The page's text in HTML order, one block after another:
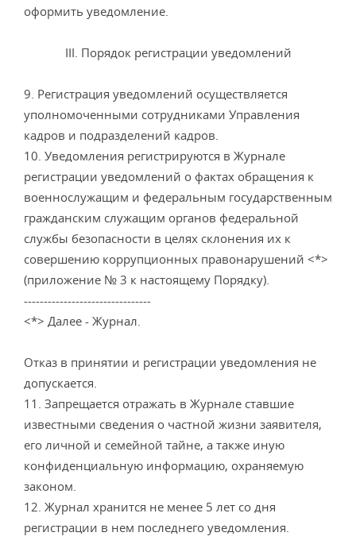
оформить уведомление.
III. Порядок регистрации уведомлений
9. Регистрация уведомлений осуществляется
уполномоченными сотрудниками Управления
кадров и подразделений кадров.
10. Уведомления регистрируются в Журнале
регистрации уведомлений о фактах обращения к
военнослужащим и федеральным государственным
гражданским служащим органов федеральной
службы безопасности в целях склонения их к
совершению коррупционных правонарушений <*>
(приложение № 3 к настоящему Порядку).
--------------------------------
<*> Далее - Журнал.
Отказ в принятии и регистрации уведомления не
допускается.
11. Запрещается отражать в Журнале ставшие
известными сведения о частной жизни заявителя,
его личной и семейной тайне, а также иную
конфиденциальную информацию, охраняемую
законом.
12. Журнал хранится не менее 5 лет со дня
регистрации в нем последнего уведомления.